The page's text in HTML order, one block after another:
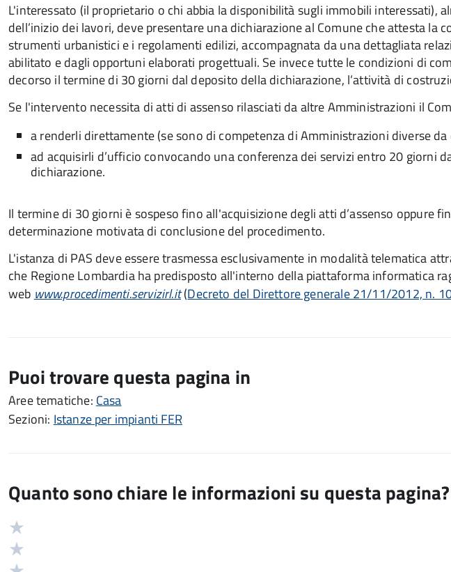
L'interessato (il proprietario o chi abbia la disponibilità sugli immobili interessati),
dell’inizio dei lavori, deve presentare una dichiarazione al Comune che attesta la
strumenti urbanistici e i regolamenti edilizi, accompagnata da una dettagliata
abilitato e dagli opportuni elaborati progettuali. Se invece tutte le condizioni di
decorso il termine di 30 giorni dal deposito della dichiarazione, l’attività di
Se l'intervento necessita di atti di assenso rilasciati da altre Amministrazioni il
a renderli direttamente (se sono di competenza di Amministrazioni diverse
ad acquisirli d’ufficio convocando una conferenza dei servizi entro 20 giorni
dichiarazione.
Il termine di 30 giorni è sospeso fino all'acquisizione degli atti d’assenso oppure
determinazione motivata di conclusione del procedimento.
L'istanza di PAS deve essere trasmessa esclusivamente in modalità telematica
che Regione Lombardia ha predisposto all'interno della piattaforma informatica
web www.procedimenti.servizirl.it(Decreto del Direttore generale 21/11/2012, n.
Puoi trovare questa pagina in
Aree tematiche: Casa
Sezioni: Istanze per impianti FER
Quanto sono chiare le informazioni su questa pagina?
Valutazione